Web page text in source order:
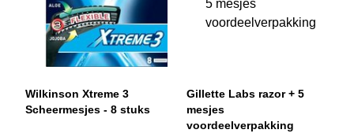
Wilkinson Xtreme 3
Scheermesjes - 8 stuks
Gillette Labs razor + 5
mesjes
voordeelverpakking